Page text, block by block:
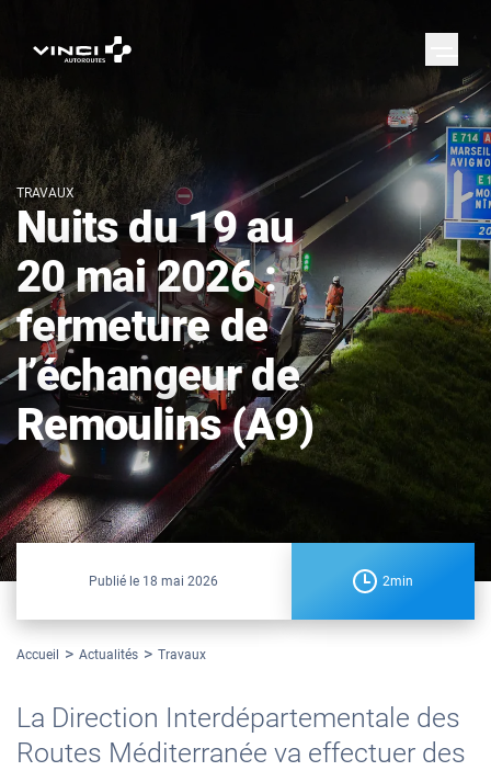
TRAVAUX
Nuits du 19 au
20 mai 2026 :
fermeture de
l’échangeur de
Remoulins (A9)
Publié le 18 mai 2026 2min
Accueil Actualités Travaux
La Direction Interdépartementale des
Routes Méditerranée va effectuer des